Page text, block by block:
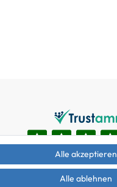
Alle akzeptieren
Alle ablehnen